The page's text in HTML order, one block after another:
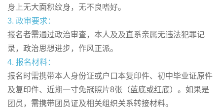
身上无大面积纹身，无不良嗜好。
3. 政审要求：
报名者需通过政治审查，本人及及直系亲属无违法犯罪记
录，政治思想进步，作风正派。
4. 报名材料：
报名时需携带本人身份证或户口本复印件、初中毕业证原件
及复印件、近期一寸免冠照片8张（蓝底或红底）。如果是
团员，需携带团员证及相关组织关系转接材料。